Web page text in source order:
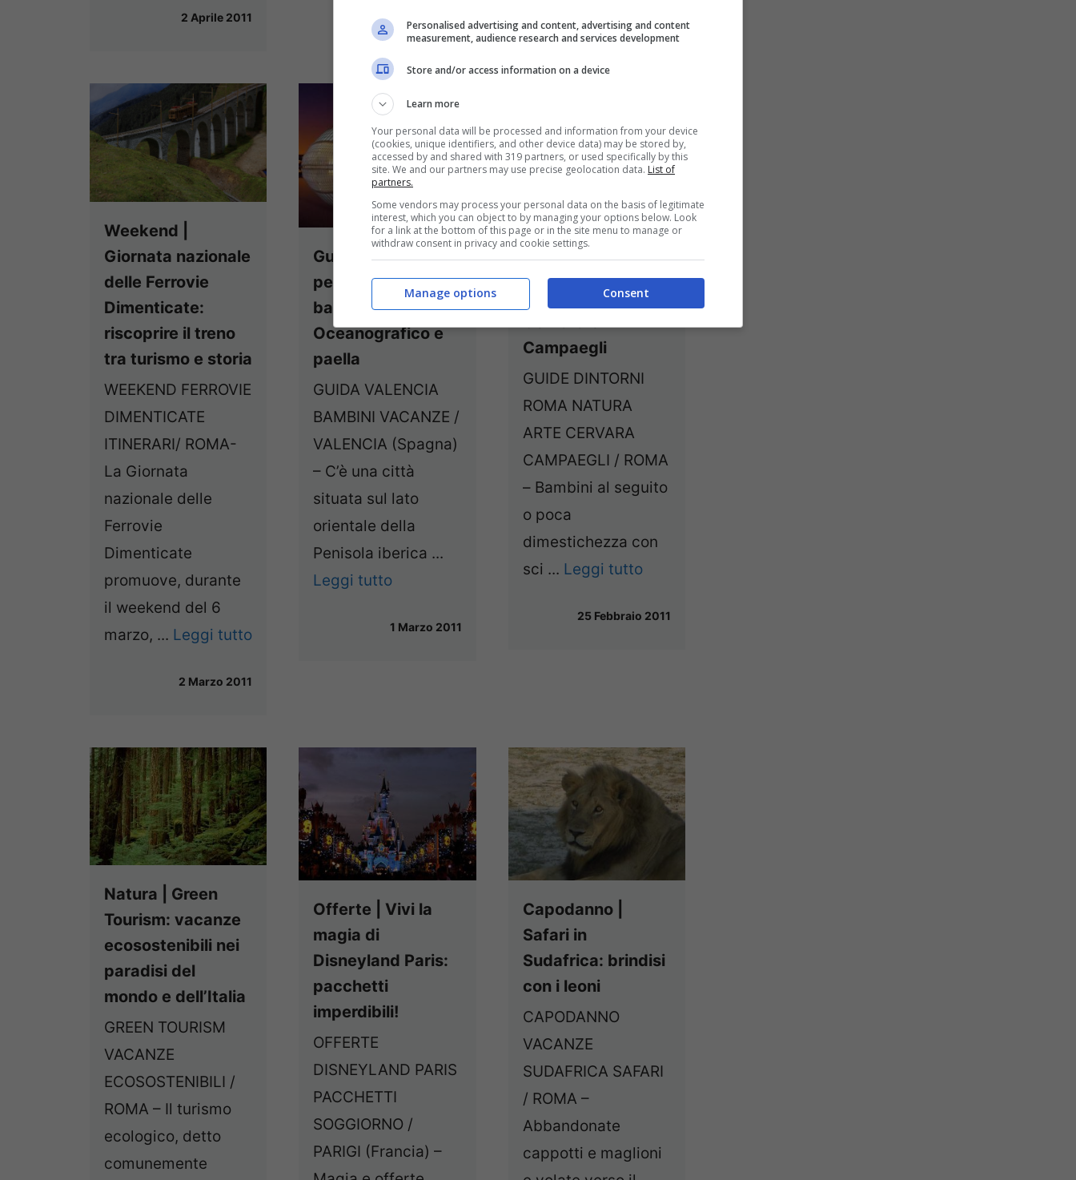
2 Aprile 2011
Weekend |
Giornata nazionale
delle Ferrovie
Dimenticate:
riscoprire il treno
tra turismo e storia
WEEKEND FERROVIE
DIMENTICATE
ITINERARI/ ROMA-
La Giornata
nazionale delle
Ferrovie
Dimenticate
promuove, durante
il weekend del 6
marzo, ... Leggi tutto
2 Marzo 2011
Guide | Valencia
perfetta per i
bambini: fra
Oceanografico e
paella
GUIDA VALENCIA
BAMBINI VACANZE /
VALENCIA (Spagna)
– C’è una città
situata sul lato
orientale della
Penisola iberica ...
Leggi tutto
1 Marzo 2011
Guide | Nei
fra arte e natura:
Campaegli
GUIDE DINTORNI
ROMA NATURA
ARTE CERVARA
CAMPAEGLI / ROMA
– Bambini al seguito
o poca
dimestichezza con
sci ... Leggi tutto
25 Febbraio 2011
Natura | Green
Tourism: vacanze
ecosostenibili nei
paradisi del
mondo e dell’Italia
GREEN TOURISM
VACANZE
ECOSOSTENIBILI /
ROMA – Il turismo
ecologico, detto
comunemente
Offerte | Vivi la
magia di
Disneyland Paris:
pacchetti
imperdibili!
OFFERTE
DISNEYLAND PARIS
PACCHETTI
SOGGIORNO /
PARIGI (Francia) –
Capodanno |
Safari in
Sudafrica: brindisi
con i leoni
CAPODANNO
VACANZE
SUDAFRICA SAFARI
/ ROMA –
Abbandonate
cappotti e maglioni
Personalised advertising and content, advertising and content
measurement, audience research and services development
Store and/or access information on a device
Learn more
Your personal data will be processed and information from your device
(cookies, unique identifiers, and other device data) may be stored by,
accessed by and shared with 319 partners, or used specifically by this
site. We and our partners may use precise geolocation data. List of
partners.
Some vendors may process your personal data on the basis of legitimate
interest, which you can object to by managing your options below. Look
for a link at the bottom of this page or in the site menu to manage or
withdraw consent in privacy and cookie settings.
Consent
Manage options